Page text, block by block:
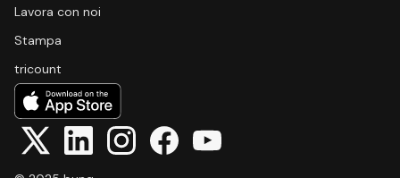
Lavora con noi
Stampa
tricount